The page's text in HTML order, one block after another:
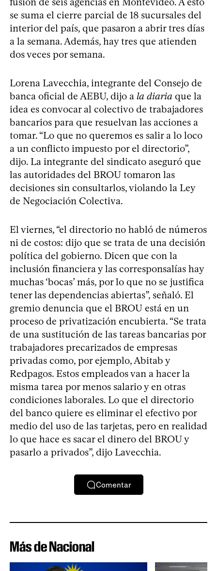
se suma el cierre parcial de 18 sucursales del
interior del país, que pasaron a abrir tres días
a la semana. Además, hay tres que atienden
dos veces por semana.
Lorena Lavecchia, integrante del Consejo de
banca oficial de AEBU, dijo a la diaria que la
idea es convocar al colectivo de trabajadores
bancarios para que resuelvan las acciones a
tomar. “Lo que no queremos es salir a lo loco
a un conflicto impuesto por el directorio”,
dijo. La integrante del sindicato aseguró que
las autoridades del BROU tomaron las
decisiones sin consultarlos, violando la Ley
de Negociación Colectiva.
El viernes, “el directorio no habló de números
ni de costos: dijo que se trata de una decisión
política del gobierno. Dicen que con la
inclusión financiera y las corresponsalías hay
muchas ‘bocas’ más, por lo que no se justifica
tener las dependencias abiertas”, señaló. El
gremio denuncia que el BROU está en un
proceso de privatización encubierta. “Se trata
de una sustitución de las tareas bancarias por
trabajadores precarizados de empresas
privadas como, por ejemplo, Abitab y
Redpagos. Estos empleados van a hacer la
misma tarea por menos salario y en otras
condiciones laborales. Lo que el directorio
del banco quiere es eliminar el efectivo por
medio del uso de las tarjetas, pero en realidad
lo que hace es sacar el dinero del BROU y
pasarlo a privados”, dijo Lavecchia.
Comentar
Más de Nacional